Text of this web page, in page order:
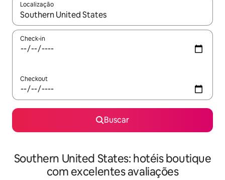
Localização
Quando os resultados estiverem disponíveis, explore-os
Check-in
Checkout
Buscar
Southern United States: hotéis boutique
com excelentes avaliações